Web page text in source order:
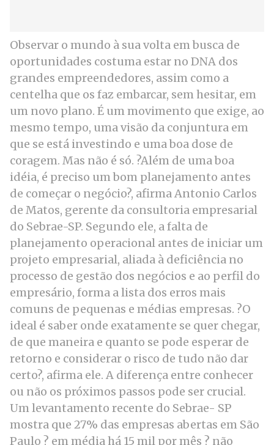
Observar o mundo à sua volta em busca de
oportunidades costuma estar no DNA dos
grandes empreendedores, assim como a
centelha que os faz embarcar, sem hesitar, em
um novo plano. É um movimento que exige, ao
mesmo tempo, uma visão da conjuntura em
que se está investindo e uma boa dose de
coragem. Mas não é só. ?Além de uma boa
idéia, é preciso um bom planejamento antes
de começar o negócio?, afirma Antonio Carlos
de Matos, gerente da consultoria empresarial
do Sebrae-SP. Segundo ele, a falta de
planejamento operacional antes de iniciar um
projeto empresarial, aliada à deficiência no
processo de gestão dos negócios e ao perfil do
empresário, forma a lista dos erros mais
comuns de pequenas e médias empresas. ?O
ideal é saber onde exatamente se quer chegar,
de que maneira e quanto se pode esperar de
retorno e considerar o risco de tudo não dar
certo?, afirma ele. A diferença entre conhecer
ou não os próximos passos pode ser crucial.
Um levantamento recente do Sebrae- SP
mostra que 27% das empresas abertas em São
Paulo ? em média há 15 mil por mês ? não